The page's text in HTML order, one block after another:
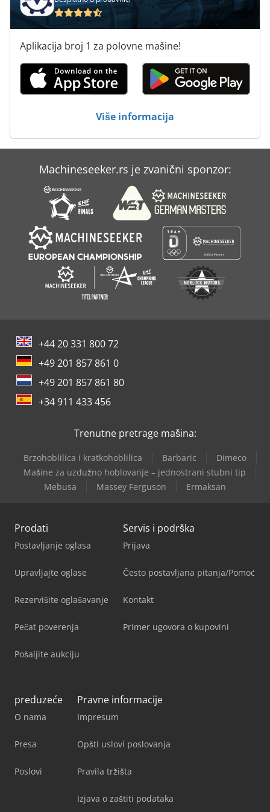
Aplikacija broj 1 za polovne mašine!
Više informacija
Machineseeker.rs je zvanični sponzor:
+44 20 331 800 72
+49 201 857 861 0
+49 201 857 861 80
+34 911 433 456
Trenutne pretrage mašina:
Brzohoblilica i kratkohoblilica Barbaric
Dimeco
Mašine za uzdužno hoblovanje – jednostrani stubni tip
Mebusa
Massey Ferguson Ermaksan
Prodati
Postavljanje oglasa
Upravljajte oglase
Rezervišite oglašavanje
Pečat poverenja
Pošaljite aukciju
Servis i podrška
Prijava
Često postavljana pitanja/Pomoć
Kontakt
Primer ugovora o kupovini
preduzeće
O nama
Presa
Poslovi
Pravne informacije
Impresum
Opšti uslovi poslovanja
Pravila tržišta
Izjava o zaštiti podataka